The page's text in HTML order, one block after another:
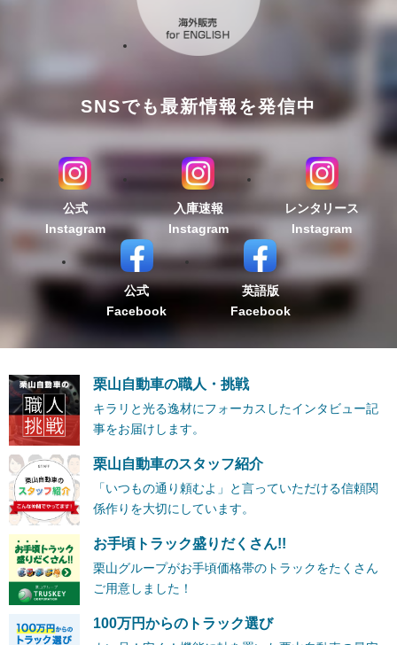
SNSでも最新情報を発信中
公式
Instagram
入庫速報
Instagram
レンタリース
Instagram
公式
Facebook
英語版
Facebook
栗山自動車の職人・挑戦
キラリと光る逸材にフォーカスしたインタビュー記
事をお届けします。
栗山自動車のスタッフ紹介
「いつもの通り頼むよ」と言っていただける信頼関
係作りを大切にしています。
お手頃トラック盛りだくさん!!
栗山グループがお手頃価格帯のトラックをたくさん
ご用意しました！
100万円からのトラック選び